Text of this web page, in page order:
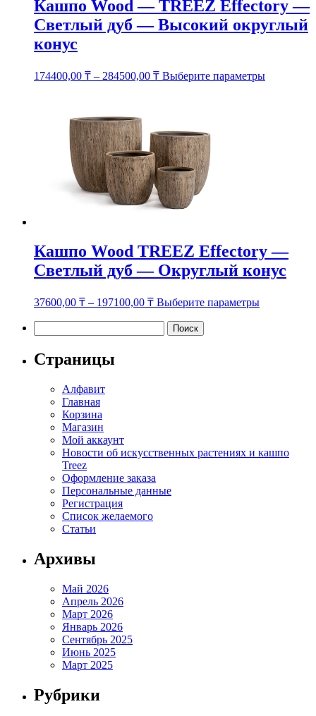
Кашпо Wood — TREEZ Effectory —
Светлый дуб — Высокий округлый
конус
174400,00 ₸ – 284500,00 ₸ Выберите параметры
Кашпо Wood TREEZ Effectory —
Светлый дуб — Округлый конус
37600,00 ₸ – 197100,00 ₸ Выберите параметры
Страницы
Алфавит
Главная
Корзина
Магазин
Мой аккаунт
Новости об искусственных растениях и кашпо
Treez
Оформление заказа
Персональные данные
Регистрация
Список желаемого
Статьи
Архивы
Май 2026
Апрель 2026
Март 2026
Январь 2026
Сентябрь 2025
Июнь 2025
Март 2025
Рубрики